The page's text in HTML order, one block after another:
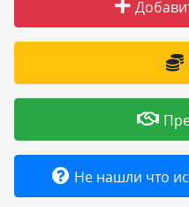
Публикации
Справка
Товары и услуги
Не нашли что